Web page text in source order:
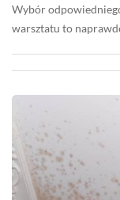
Wybór
warsztatu to